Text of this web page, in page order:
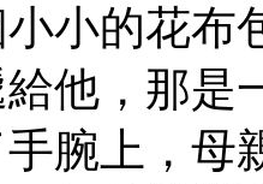
小的花布
他，那是
腕上，母